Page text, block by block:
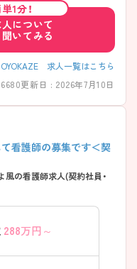
1分！
について
いてみる
求人一覧はこちら
更新日 : 2026年7月10日
て看護師の募集です＜契
の看護師求人(契約社員・
288万円～